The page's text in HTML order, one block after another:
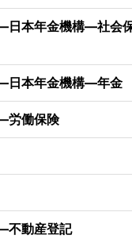
本年金機構―社会
本年金機構―年金
働保険
動産登記